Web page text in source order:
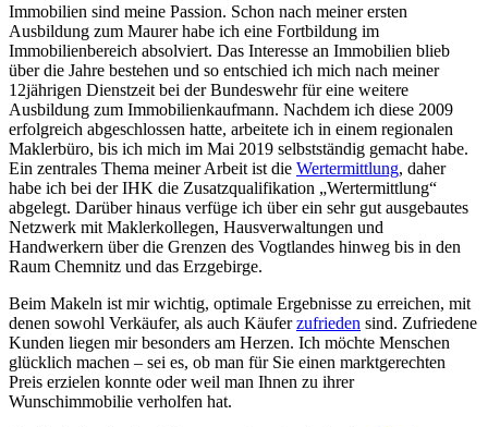
Immobilien sind meine Passion. Schon nach meiner ersten
Ausbildung zum Maurer habe ich eine Fortbildung im
Immobilienbereich absolviert. Das Interesse an Immobilien blieb
über die Jahre bestehen und so entschied ich mich nach meiner
12jährigen Dienstzeit bei der Bundeswehr für eine weitere
Ausbildung zum Immobilienkaufmann. Nachdem ich diese 2009
erfolgreich abgeschlossen hatte, arbeitete ich in einem regionalen
Maklerbüro, bis ich mich im Mai 2019 selbstständig gemacht habe.
Ein zentrales Thema meiner Arbeit ist die Wertermittlung, daher
habe ich bei der IHK die Zusatzqualifikation „Wertermittlung“
abgelegt. Darüber hinaus verfüge ich über ein sehr gut ausgebautes
Netzwerk mit Maklerkollegen, Hausverwaltungen und
Handwerkern über die Grenzen des Vogtlandes hinweg bis in den
Raum Chemnitz und das Erzgebirge.
Beim Makeln ist mir wichtig, optimale Ergebnisse zu erreichen, mit
denen sowohl Verkäufer, als auch Käuferzufrieden sind. Zufriedene
Kunden liegen mir besonders am Herzen. Ich möchte Menschen
glücklich machen – sei es, ob man für Sie einen marktgerechten
Preis erzielen konnte oder weil man Ihnen zu ihrer
Wunschimmobilie verholfen hat.